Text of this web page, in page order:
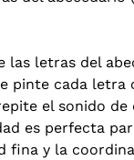
las letras del
pinte cada letra
el sonido
es perfecta
fina y la